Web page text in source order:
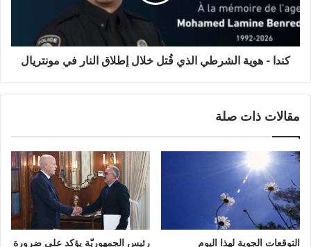
كندا - هوية الشرطي الذي قُتل خلال إطلاق النار في مونتريال
مقالات ذات صلة
التوقعات الجوية لهذا اليوم رئيس الجمهوريّة يؤكد على ضرورة